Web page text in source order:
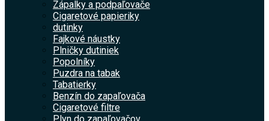
Zápalky a podpaľovače
Cigaretové papieriky
dutinky
Fajkové náustky
Plničky dutiniek
Popolníky
Puzdra na tabak
Tabatierky
Benzín do zapaľovača
Cigaretové filtre